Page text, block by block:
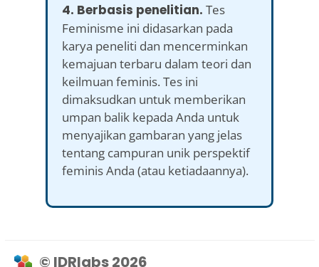
4. Berbasis penelitian. Tes
Feminisme ini didasarkan pada
karya peneliti dan mencerminkan
kemajuan terbaru dalam teori dan
keilmuan feminis. Tes ini
dimaksudkan untuk memberikan
umpan balik kepada Anda untuk
menyajikan gambaran yang jelas
tentang campuran unik perspektif
feminis Anda (atau ketiadaannya).
© IDRlabs 2026